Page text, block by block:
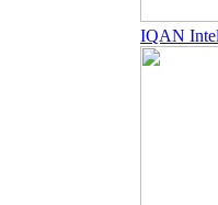
IQAN